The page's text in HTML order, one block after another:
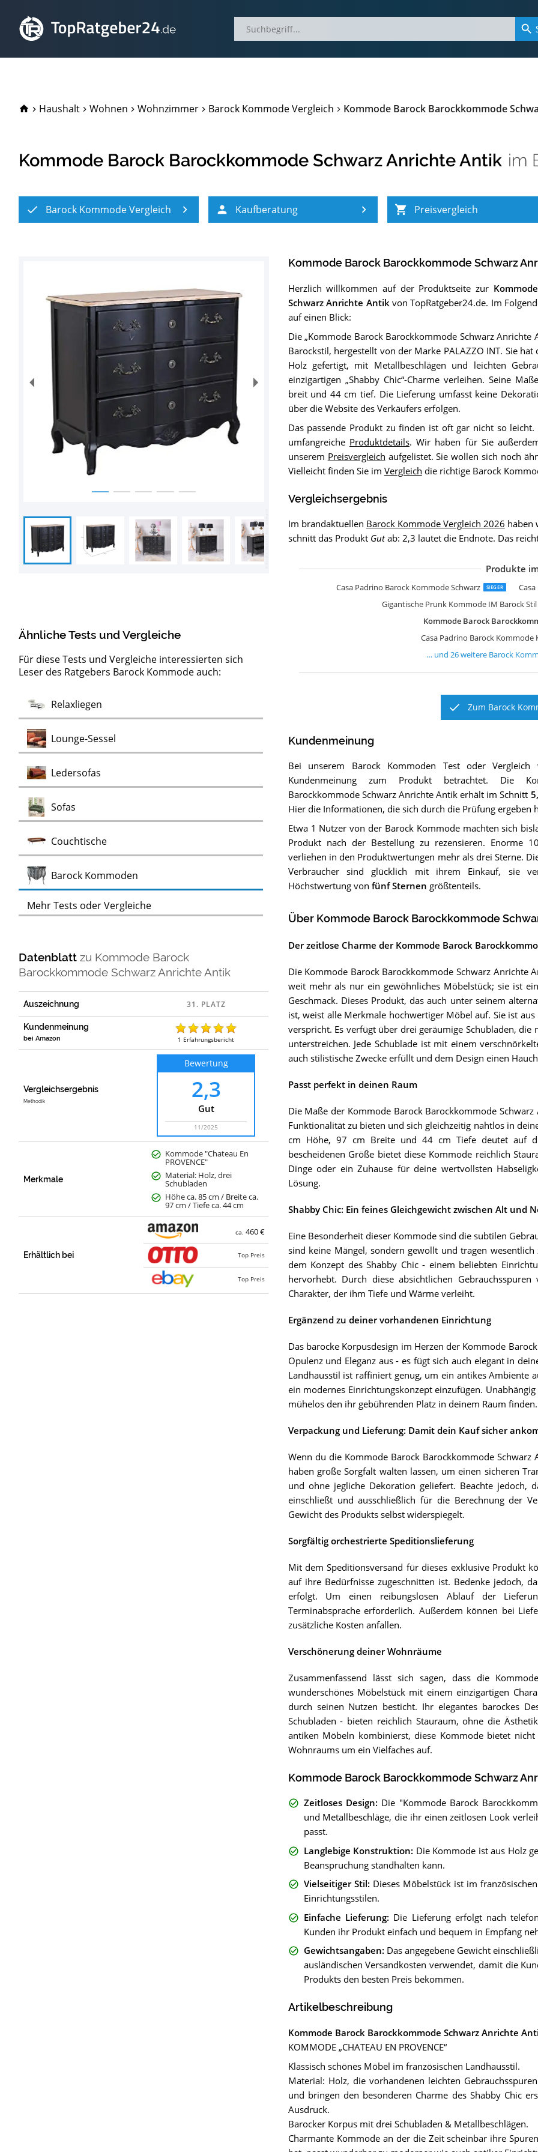
TopRatgeber24.de
Haushalt Wohnen Wohnzimmer Barock Kommode Vergleich Kommode Barock Barockkommode
Kommode Barock Barockkommode Schwarz Anrichte Antik im
Barock Kommode Vergleich Kaufberatung Preisvergleich
Ähnliche Tests und Vergleiche
Für diese Tests und Vergleiche interessierten sich
Leser des Ratgebers Barock Kommode auch:
Relaxliegen
Lounge-Sessel
Ledersofas
Sofas
CouchtischeTest
Lowboards
SideboardsTest
Kommoden
Barock Kommoden
ClubsesselTest
MöbelklassikerTest
SchaukelstühleTest
VitrinenTest
Wohnwände
ChaiselonguesTest
Vintage SesselTest
Mehr Tests oder Vergleiche
Datenblattzu Kommode Barock
Barockkommode Schwarz Anrichte Antik
Auszeichnung
Kundenmeinung
bei Amazon 1 Erfahrungsbericht
Vergleichsergebnis
Methodik
Bewertung
2,3
Gut
11/2025
Merkmale
Kommode "Chateau En
PROVENCE"
Material: Holz, drei
Schubladen
Höhe ca. 85 cm / Breite ca.
97 cm / Tiefe ca. 44 cm
Erhältlich bei
ca.460 €
Top Preis
Top Preis
Kommode Barock Barockkommode Schwarz
Herzlich willkommen auf der Produktseite zur
Schwarz Anrichte Antik von TopRatgeber24.de. Im
auf einen Blick:
Die „Kommode Barock Barockkommode Schwarz Anrichte
Barockstil, hergestellt von der Marke PALAZZO INT. Sie
Holz gefertigt, mit Metallbeschlägen und leichten
einzigartigen „Shabby Chic“-Charme verleihen. Seine
breit und 44 cm tief. Die Lieferung umfasst keine
über die Website des Verkäufers erfolgen.
Das passende Produkt zu finden ist oft gar nicht so
umfangreiche Produktdetails. Wir haben für Sie
unserem Preisvergleich aufgelistet. Sie wollen sich noch
Vielleicht finden Sie im Vergleich die richtige Barock
Vergleichsergebnis
Im brandaktuellen Barock Kommode Vergleich 2026 haben
schnitt das Produkt Gutab: 2,3 lautet die Endnote. Das
Produkte
Casa Padrino Barock Kommode Schwarz SIEGER
Gigantische Prunk Kommode IM Barock
Kommode Barock
Casa Padrino Barock Kommode
… und26weitere Barock
Zum Barock
Kundenmeinung
Bei unserem Barock Kommoden Test oder
Kundenmeinung zum Produkt betrachtet.
Die
Barockkommode Schwarz Anrichte Antik erhält im Schnitt
Hier die Informationen, die sich durch die Prüfung ergeben
Etwa 1 Nutzer von der Barock Kommode machten sich
Produkt nach der Bestellung zu rezensieren. Enorme
verliehen in den Produktwertungen mehr als drei Sterne.
Verbraucher sind glücklich mit ihrem Einkauf, sie
Höchstwertung von fünf Sternen größtenteils.
Über Kommode Barock Barockkommode
Der zeitlose Charme der Kommode Barock
Die Kommode Barock Barockkommode Schwarz Anrichte
weit mehr als nur ein gewöhnliches Möbelstück; sie ist
Geschmack. Dieses Produkt, das auch unter seinem
ist, weist alle Merkmale hochwertiger Möbel auf. Sie ist
verspricht. Es verfügt über drei geräumige Schubladen,
unterstreichen. Jede Schublade ist mit einem
auch stilistische Zwecke erfüllt und dem Design einen
Passt perfekt in deinen Raum
Die Maße der Kommode Barock Barockkommode
Funktionalität zu bieten und sich gleichzeitig nahtlos in
cm Höhe, 97 cm Breite und 44 cm Tiefe deutet auf
bescheidenen Größe bietet diese Kommode reichlich
Dinge oder ein Zuhause für deine wertvollsten
Lösung.
Shabby Chic: Ein feines Gleichgewicht zwischen Alt und
Eine Besonderheit dieser Kommode sind die subtilen
sind keine Mängel, sondern gewollt und tragen
dem Konzept des Shabby Chic - einem beliebten
hervorhebt. Durch diese absichtlichen
Charakter, der ihm Tiefe und Wärme verleiht.
Ergänzend zu deiner vorhandenen Einrichtung
Das barocke Korpusdesign im Herzen der Kommode
Opulenz und Eleganz aus - es fügt sich auch elegant in
Landhausstil ist raffiniert genug, um ein antikes Ambiente
ein modernes Einrichtungskonzept einzufügen.
mühelos den ihr gebührenden Platz in deinem Raum finden.
Verpackung und Lieferung: Damit dein Kauf sicher
Wenn du die Kommode Barock Barockkommode
haben große Sorgfalt walten lassen, um einen sicheren
und ohne jegliche Dekoration geliefert. Beachte jedoch,
einschließt und ausschließlich für die Berechnung der
Gewicht des Produkts selbst widerspiegelt.
Sorgfältig orchestrierte Speditionslieferung
Mit dem Speditionsversand für dieses exklusive Produkt
auf ihre Bedürfnisse zugeschnitten ist. Bedenke jedoch,
erfolgt. Um einen reibungslosen Ablauf der
Terminabsprache erforderlich. Außerdem können bei
zusätzliche Kosten anfallen.
Verschönerung deiner Wohnräume
Zusammenfassend lässt sich sagen, dass die
wunderschönes Möbelstück mit einem einzigartigen
durch seinen Nutzen besticht. Ihr elegantes barockes
Schubladen - bieten reichlich Stauraum, ohne die
antiken Möbeln kombinierst, diese Kommode bietet
Wohnraums um ein Vielfaches auf.
Kommode Barock Barockkommode Schwarz
Zeitloses Design: Die "Kommode Barock
und Metallbeschläge, die ihr einen zeitlosen Look
passt.
Langlebige Konstruktion: Die Kommode ist aus Holz
Beanspruchung standhalten kann.
Vielseitiger Stil: Dieses Möbelstück ist im
Einrichtungsstilen.
Einfache Lieferung: Die Lieferung erfolgt nach
Kunden ihr Produkt einfach und bequem in Empfang
Gewichtsangaben: Das angegebene Gewicht
ausländischen Versandkosten verwendet, damit die
Produkts den besten Preis bekommen.
Artikelbeschreibung
Kommode Barock Barockkommode Schwarz Anrichte
KOMMODE „CHATEAU EN PROVENCE“
Klassisch schönes Möbel im französischen Landhausstil.
Material: Holz, die vorhandenen leichten
und bringen den besonderen Charme des Shabby Chic
Ausdruck.
Barocker Korpus mit drei Schubladen & Metallbeschlägen.
Charmante Kommode an der die Zeit scheinbar ihre